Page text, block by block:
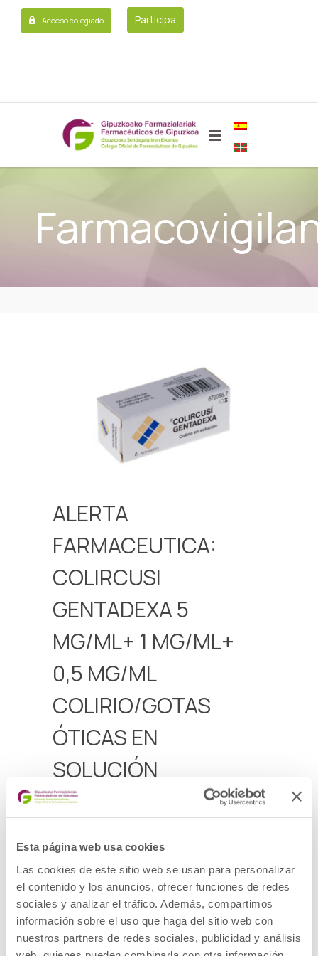
Esta página web usa cookies
Las cookies de este sitio web se usan para personalizar
el contenido y los anuncios, ofrecer funciones de redes
sociales y analizar el tráfico. Además, compartimos
información sobre el uso que haga del sitio web con
nuestros partners de redes sociales, publicidad y análisis
Acceso colegiado Participa
ALERTA
FARMACEUTICA:
COLIRCUSI
GENTADEXA 5
MG/ML+ 1 MG/ML+
0,5 MG/ML
COLIRIO/GOTAS
ÓTICAS EN
SOLUCIÓN
PRODUCTO: Medicamento
DOE: DEXAMETASONA FOSFATO SODIO,
HIDROCLORURO
PRESENTACIÓN: COLIRCUSI GENTADEXA 5
MG/ML+ 1 MG/ML+ 0,5 MG/ML
COLIRIO/GOTAS ÓTICAS EN SOLUCIÓN 1
frasco de
10 ml
CÓDIGO NACIONAL: 672096
LOTE: 4V25
FECHA DE CADUCIDAD:31/10/2026
DESCRIPCIÓN DEL DEFECTO: No se puede